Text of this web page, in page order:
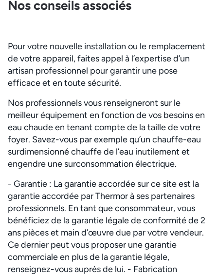
Nos conseils associés
Pour votre nouvelle installation ou le remplacement
de votre appareil, faites appel à l’expertise d’un
artisan professionnel pour garantir une pose
efficace et en toute sécurité.
Nos professionnels vous renseigneront sur le
meilleur équipement en fonction de vos besoins en
eau chaude en tenant compte de la taille de votre
foyer. Savez-vous par exemple qu’un chauffe-eau
surdimensionné chauffe de l’eau inutilement et
engendre une surconsommation électrique.
- Garantie : La garantie accordée sur ce site est la
garantie accordée par Thermor à ses partenaires
professionnels. En tant que consommateur, vous
bénéficiez de la garantie légale de conformité de 2
ans pièces et main d’œuvre due par votre vendeur.
Ce dernier peut vous proposer une garantie
commerciale en plus de la garantie légale,
renseignez-vous auprès de lui. - Fabrication